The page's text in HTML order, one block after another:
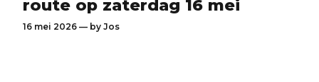
route op zaterdag 16 mei
16 mei 2026 — by Jos